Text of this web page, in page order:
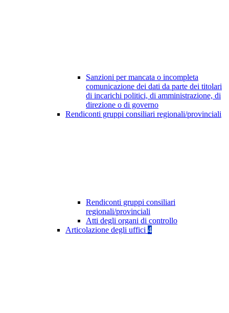
Sanzioni per mancata o incompleta
comunicazione dei dati da parte dei titolari
di incarichi politici, di amministrazione, di
direzione o di governo
Rendiconti gruppi consiliari regionali/provinciali
Rendiconti gruppi consiliari
regionali/provinciali
Atti degli organi di controllo
Articolazione degli uffici 4